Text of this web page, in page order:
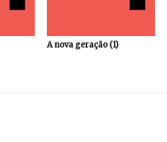
A nova geração (1)